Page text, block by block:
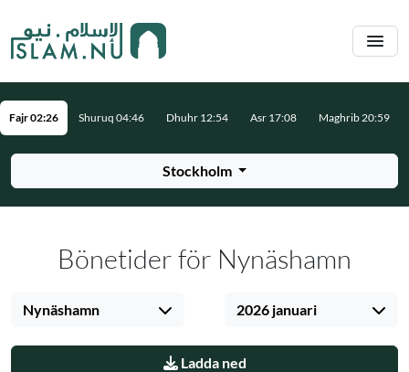
Stockholm
Fajr 02:26 Shuruq 04:46 Dhuhr 12:54 Asr 17:08 Maghrib 20:59
Bönetider för Nynäshamn
Nynäshamn 2026 januari
Ladda ned